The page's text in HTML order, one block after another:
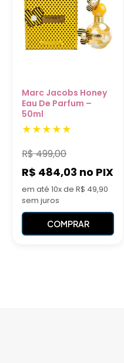
Marc Jacobs Honey
Eau De Parfum –
50ml
R$499,00
R$ 484,03 no PIX
em até 10x de R$ 49,90
sem juros
COMPRAR